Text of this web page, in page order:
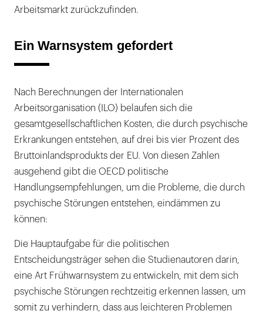
Arbeitsmarkt zurückzufinden.
Ein Warnsystem gefordert
Nach Berechnungen der Internationalen
Arbeitsorganisation (ILO) belaufen sich die
gesamtgesellschaftlichen Kosten, die durch psychische
Erkrankungen entstehen, auf drei bis vier Prozent des
Bruttoinlandsprodukts der EU. Von diesen Zahlen
ausgehend gibt die OECD politische
Handlungsempfehlungen, um die Probleme, die durch
psychische Störungen entstehen, eindämmen zu
können:
Die Hauptaufgabe für die politischen
Entscheidungsträger sehen die Studienautoren darin,
eine Art Frühwarnsystem zu entwickeln, mit dem sich
psychische Störungen rechtzeitig erkennen lassen, um
somit zu verhindern, dass aus leichteren Problemen